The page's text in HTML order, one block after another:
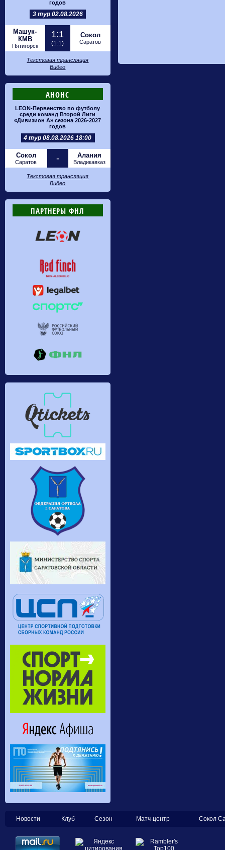
годов
3 тур 02.08.2026
Машук-
КМВ
Пятигорск
1:1
(1:1)
Сокол
Саратов
Текстовая трансляция
Видео
АНОНС
LEON-Первенство по футболу
среди команд Второй Лиги
«Дивизион А» сезона 2026-2027
годов
4 тур 08.08.2026 18:00
Сокол
Саратов - Алания
Владикавказ
Текстовая трансляция
Видео
ПАРТНЕРЫ ФНЛ
Новости Клуб Сезон Матч-центр Сокол